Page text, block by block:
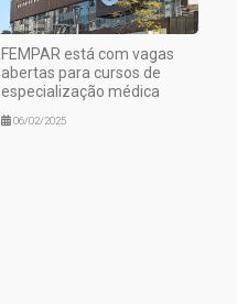
FEMPAR está com vagas
abertas para cursos de
especialização médica
06/02/2025